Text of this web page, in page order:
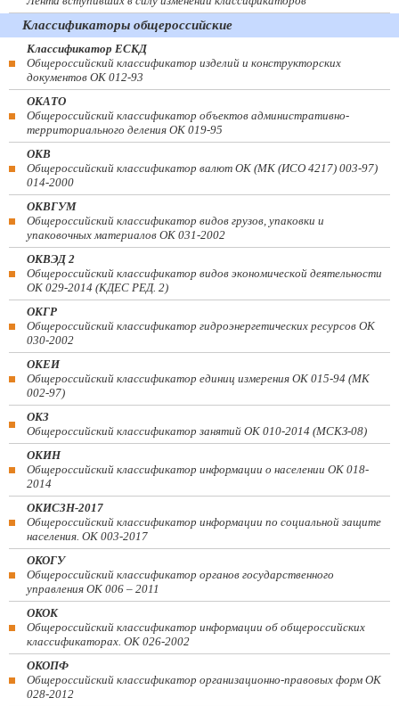
Классификаторы общероссийские
Классификатор ЕСКД
Общероссийский классификатор изделий и конструкторских
документов ОК 012-93
ОКАТО
Общероссийский классификатор объектов административно-
территориального деления ОК 019-95
ОКВ
Общероссийский классификатор валют ОК (МК (ИСО 4217) 003-97)
014-2000
ОКВГУМ
Общероссийский классификатор видов грузов, упаковки и
упаковочных материалов ОК 031-2002
ОКВЭД 2
Общероссийский классификатор видов экономической деятельности
ОК 029-2014 (КДЕС РЕД. 2)
ОКГР
Общероссийский классификатор гидроэнергетических ресурсов ОК
030-2002
ОКЕИ
Общероссийский классификатор единиц измерения ОК 015-94 (МК
002-97)
ОКЗ
Общероссийский классификатор занятий ОК 010-2014 (МСКЗ-08)
ОКИН
Общероссийский классификатор информации о населении ОК 018-
2014
ОКИСЗН-2017
Общероссийский классификатор информации по социальной защите
населения. ОК 003-2017
ОКОГУ
Общероссийский классификатор органов государственного
управления ОК 006 – 2011
ОКОК
Общероссийский классификатор информации об общероссийских
классификаторах. ОК 026-2002
ОКОПФ
Общероссийский классификатор организационно-правовых форм ОК
028-2012